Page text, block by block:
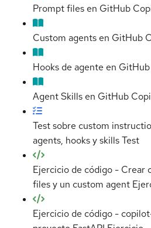
Prompt files en GitHub
Custom agents en GitHub
Hooks de agente en
Agent Skills en GitHub
Test sobre custom
agents, hooks y skillsTest
Ejercicio de código -
files y un custom agent
Ejercicio de código -